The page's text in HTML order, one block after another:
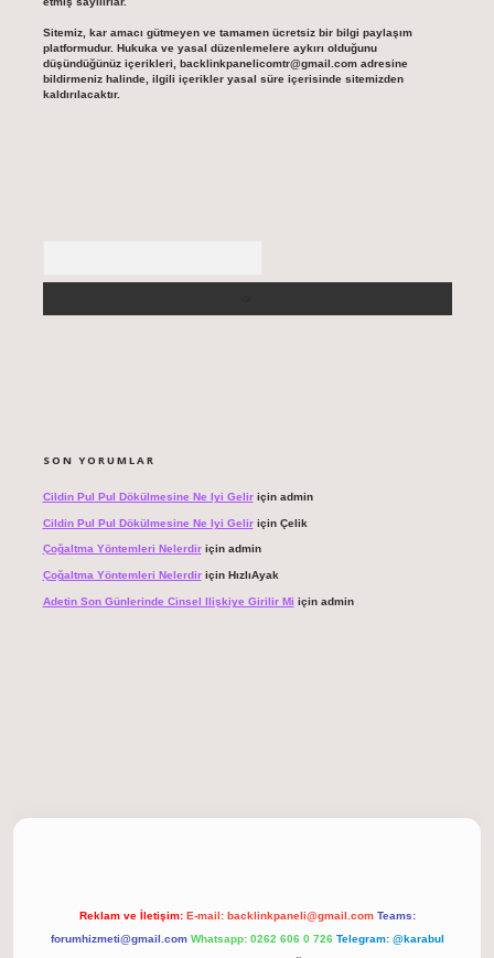
Sitemiz, kar amacı gütmeyen ve tamamen ücretsiz bir bilgi paylaşım
platformudur. Hukuka ve yasal düzenlemelere aykırı olduğunu
düşündüğünüz içerikleri, backlinkpanelicomtr@gmail.comadresine
bildirmeniz halinde, ilgili içerikler yasal süre içerisinde sitemizden
kaldırılacaktır.
SON YORUMLAR
Cildin Pul Pul Dökülmesine Ne Iyi Geliriçin admin
Cildin Pul Pul Dökülmesine Ne Iyi Geliriçin Çelik
Çoğaltma Yöntemleri Nelerdiriçin admin
Çoğaltma Yöntemleri Nelerdiriçin HızlıAyak
Adetin Son Günlerinde Cinsel Ilişkiye Girilir Mi için admin
Reklam ve İletişim: E-mail: backlinkpaneli@gmail.com Teams:
forumhizmeti@gmail.com Whatsapp: 0262 606 0 726 Telegram: @karabul